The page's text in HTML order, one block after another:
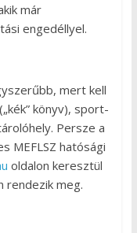
már
engedéllyel.
mert kell
könyv), sport-
Persze a
MEFLSZ hatósági
oldalon keresztül
rendezik meg.